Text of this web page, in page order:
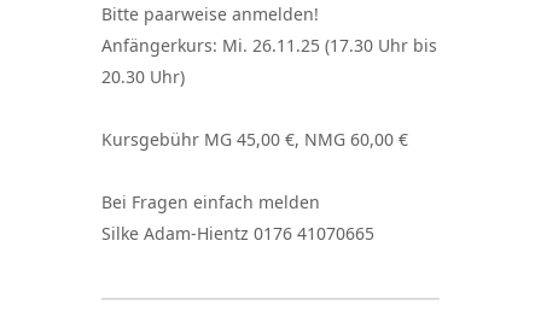
Bitte paarweise anmelden!
Anfängerkurs: Mi. 26.11.25 (17.30 Uhr bis
20.30 Uhr)
Kursgebühr MG 45,00 €, NMG 60,00 €
Bei Fragen einfach melden
Silke Adam-Hientz 0176 41070665